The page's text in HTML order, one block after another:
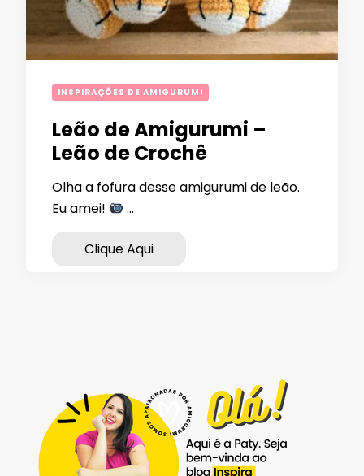
INSPIRAÇÕES DE AMIGURUMI
Leão de Amigurumi –
Leão de Crochê
Olha a fofura desse amigurumi de leão.
Eu amei!
…
Clique Aqui